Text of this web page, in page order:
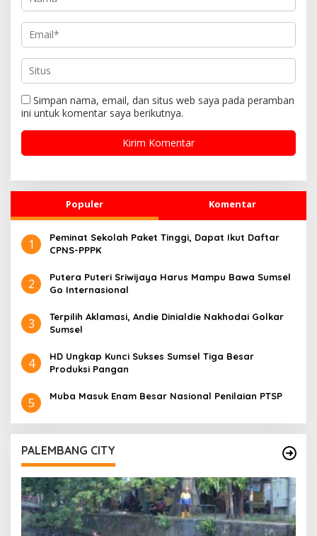
Simpan nama, email, dan situs web saya pada peramban
ini untuk komentar saya berikutnya.
Populer Komentar
1
Peminat Sekolah Paket Tinggi, Dapat Ikut Daftar
CPNS-PPPK
2
Putera Puteri Sriwijaya Harus Mampu Bawa Sumsel
Go Internasional
3
Terpilih Aklamasi, Andie Dinialdie Nakhodai Golkar
Sumsel
4
HD Ungkap Kunci Sukses Sumsel Tiga Besar
Produksi Pangan
5 Muba Masuk Enam Besar Nasional Penilaian PTSP
PALEMBANG CITY